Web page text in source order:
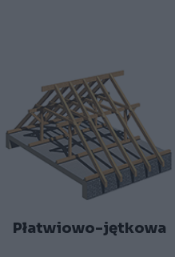
Płatwiowo-jętkowa